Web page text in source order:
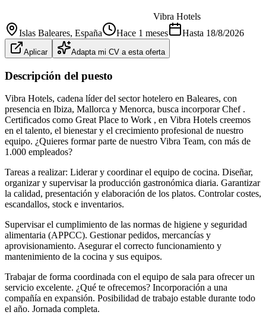
Vibra Hotels
Islas Baleares, España Hace 1 meses Hasta 18/8/2026
Aplicar Adapta mi CV a esta oferta
Descripción del puesto
Vibra Hotels, cadena líder del sector hotelero en Baleares, con
presencia en Ibiza, Mallorca y Menorca, busca incorporar Chef .
Certificados como Great Place to Work , en Vibra Hotels creemos
en el talento, el bienestar y el crecimiento profesional de nuestro
equipo. ¿Quieres formar parte de nuestro Vibra Team, con más de
1.000 empleados?
Tareas a realizar: Liderar y coordinar el equipo de cocina. Diseñar,
organizar y supervisar la producción gastronómica diaria. Garantizar
la calidad, presentación y elaboración de los platos. Controlar costes,
escandallos, stock e inventarios.
Supervisar el cumplimiento de las normas de higiene y seguridad
alimentaria (APPCC). Gestionar pedidos, mercancías y
aprovisionamiento. Asegurar el correcto funcionamiento y
mantenimiento de la cocina y sus equipos.
Trabajar de forma coordinada con el equipo de sala para ofrecer un
servicio excelente. ¿Qué te ofrecemos? Incorporación a una
compañía en expansión. Posibilidad de trabajo estable durante todo
el año. Jornada completa.